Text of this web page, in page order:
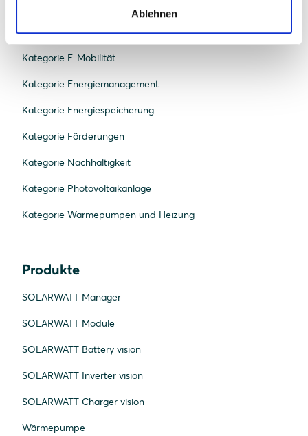
Ablehnen
Kategorie Beratung und Planung
Kategorie E-Mobilität
Kategorie Energiemanagement
Kategorie Energiespeicherung
Kategorie Förderungen
Kategorie Nachhaltigkeit
Kategorie Photovoltaikanlage
Kategorie Wärmepumpen und Heizung
Produkte
SOLARWATT Manager
SOLARWATT Module
SOLARWATT Battery vision
SOLARWATT Inverter vision
SOLARWATT Charger vision
Wärmepumpe